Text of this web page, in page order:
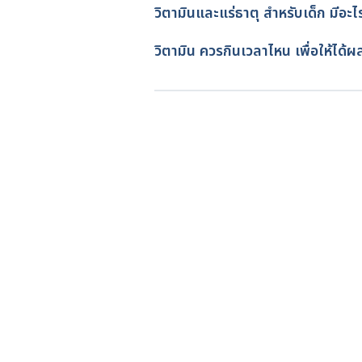
Infant and Toddler Nutrition.
2022
ตรวจสอบความถูกต้องของข้อมูล
สิฏฐิณิศา รัชตวโรทัย
วิตามินและแร่ธาตุ สำหรับเด็ก มีอะ
วิตามิน ควรกินเวลาไหน เพื่อให้ได้